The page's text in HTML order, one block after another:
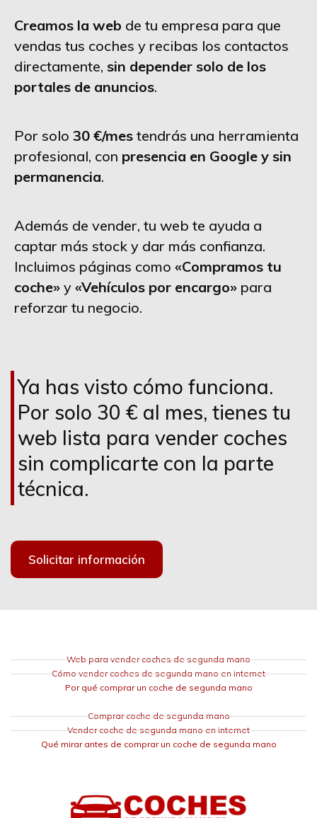
Creamos la web de tu empresa para que
vendas tus coches y recibas los contactos
directamente, sin depender solo de los
portales de anuncios.
Por solo 30 €/mes tendrás una herramienta
profesional, con presencia en Google y sin
permanencia.
Además de vender, tu web te ayuda a
captar más stock y dar más confianza.
Incluimos páginas como «Compramos tu
coche» y «Vehículos por encargo» para
reforzar tu negocio.
Ya has visto cómo funciona.
Por solo 30 € al mes, tienes tu
web lista para vender coches
sin complicarte con la parte
técnica.
Solicitar información
Web para vender coches de segunda mano
Cómo vender coches de segunda mano en internet
Por qué comprar un coche de segunda mano
Comprar coche de segunda mano
Vender coche de segunda mano en internet
Qué mirar antes de comprar un coche de segunda mano